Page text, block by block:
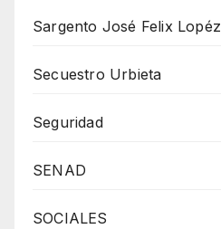
Sargento José Felix Lopéz
Secuestro Urbieta
Seguridad
SENAD
SOCIALES